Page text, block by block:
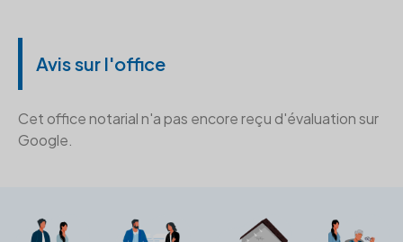
Avis sur l'office
Cet office notarial n'a pas encore reçu d'évaluation sur
Google.